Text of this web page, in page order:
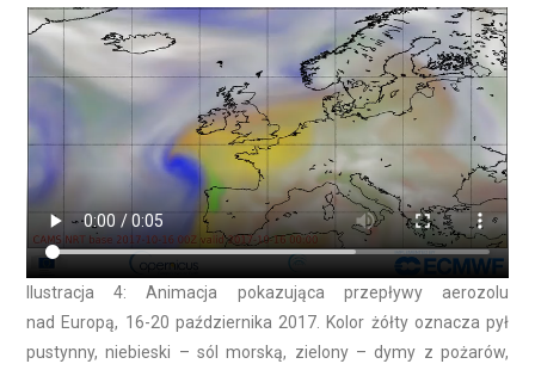
Ilustracja 4: Animacja pokazująca przepływy aerozolu
nad Europą, 16-20 października 2017. Kolor żółty oznacza pył
pustynny, niebieski – sól morską, zielony – dymy z pożarów,